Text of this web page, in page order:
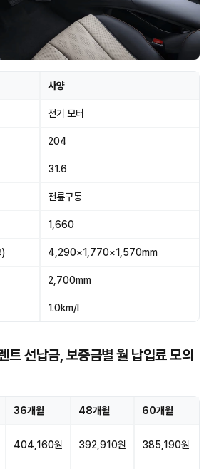
사양
전기 모터
204
31.6
전륜구동
1,660
) 4,290×1,770×1,570mm
2,700mm
1.0km/l
트 선납금, 보증금별 월 납입료 모의
36개월 48개월 60개월
404,160원 392,910원 385,190원